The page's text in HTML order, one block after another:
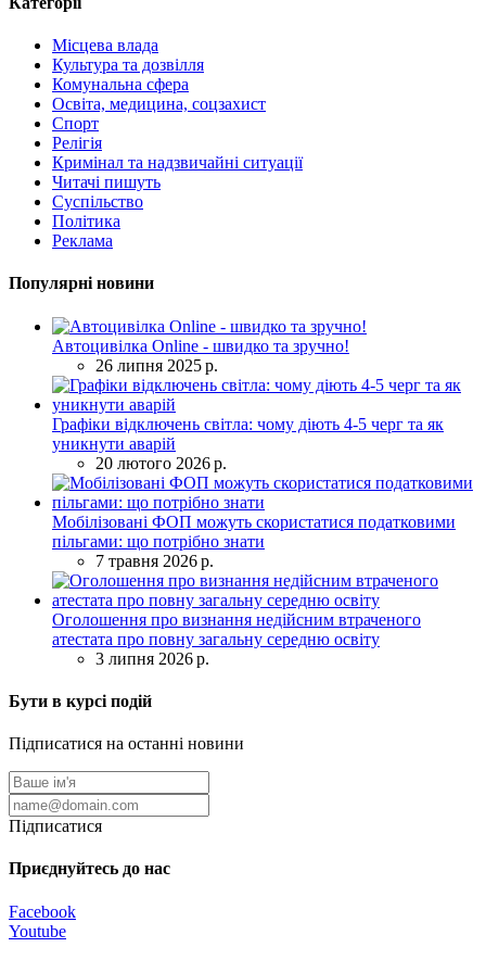
Місцева влада
Культура та дозвілля
Комунальна сфера
Освіта, медицина, соцзахист
Спорт
Релігія
Кримінал та надзвичайні ситуації
Читачі пишуть
Суспільство
Політика
Реклама
Популярні новини
Автоцивілка Online - швидко та зручно!
26 липня 2025 р.
Графіки відключень світла: чому діють 4-5 черг та як
уникнути аварій
20 лютого 2026 р.
Мобілізовані ФОП можуть скористатися податковими
пільгами: що потрібно знати
7 травня 2026 р.
Оголошення про визнання недійсним втраченого
атестата про повну загальну середню освіту
3 липня 2026 р.
Бути в курсі подій
Підписатися на останні новини
Підписатися
Приєднуйтесь до нас
Facebook
Youtube